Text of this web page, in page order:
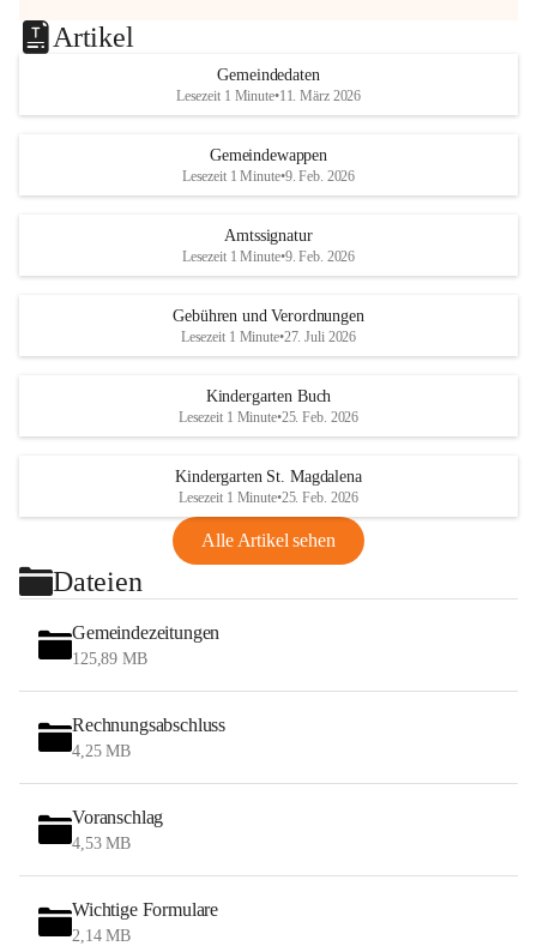
Artikel
Gemeindedaten
Lesezeit 1 Minute•11. März 2026
Gemeindewappen
Lesezeit 1 Minute•9. Feb. 2026
Amtssignatur
Lesezeit 1 Minute•9. Feb. 2026
Gebühren und Verordnungen
Lesezeit 1 Minute•27. Juli 2026
Kindergarten Buch
Lesezeit 1 Minute•25. Feb. 2026
Kindergarten St. Magdalena
Lesezeit 1 Minute•25. Feb. 2026
Alle Artikel sehen
Dateien
Gemeindezeitungen
125,89 MB
Rechnungsabschluss
4,25 MB
Voranschlag
4,53 MB
Wichtige Formulare
2,14 MB